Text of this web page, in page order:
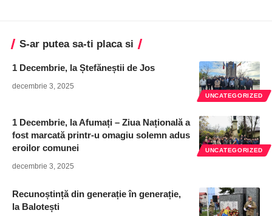
S-ar putea sa-ti placa si
UNCATEGORIZED
1 Decembrie, la Ștefăneștii de Jos
decembrie 3, 2025
UNCATEGORIZED
1 Decembrie, la Afumați – Ziua Națională a
fost marcată printr-u omagiu solemn adus
eroilor comunei
decembrie 3, 2025
Recunoștință din generație în generație,
la Balotești